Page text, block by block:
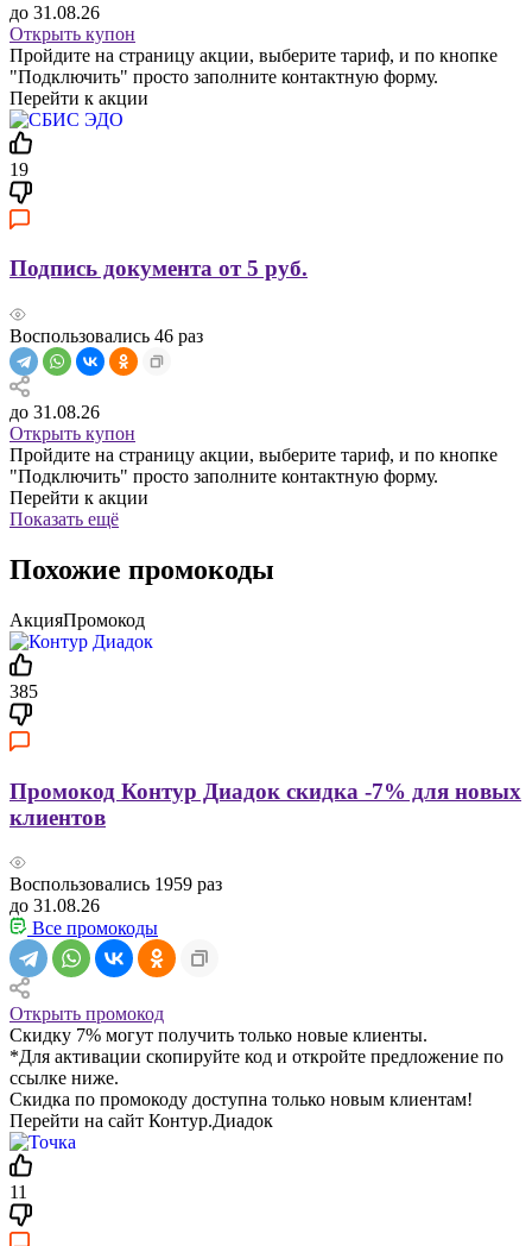
до 31.08.26
Открыть купон
Пройдите на страницу акции, выберите тариф, и по кнопке
"Подключить" просто заполните контактную форму.
Перейти к акции
19
Подпись документа от 5 руб.
Воспользовались 46 раз
до 31.08.26
Открыть купон
Пройдите на страницу акции, выберите тариф, и по кнопке
"Подключить" просто заполните контактную форму.
Перейти к акции
Показать ещё
Похожие промокоды
АкцияПромокод
385
Промокод Контур Диадок скидка -7% для новых
клиентов
Воспользовались 1959 раз
до 31.08.26
Все промокоды
Открыть промокод
Скидку 7% могут получить только новые клиенты.
*Для активации скопируйте код и откройте предложение по
ссылке ниже.
Скидка по промокоду доступна только новым клиентам!
Перейти на сайт Контур.Диадок
11